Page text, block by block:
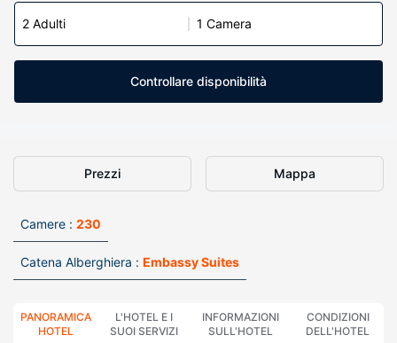
2 Adulti 1 Camera
Controllare disponibilità
Prezzi Mappa
Camere : 230
Catena Alberghiera : Embassy Suites
PANORAMICA
HOTEL
L'HOTEL E I
SUOI SERVIZI
INFORMAZIONI
SULL'HOTEL
CONDIZIONI
DELL'HOTEL